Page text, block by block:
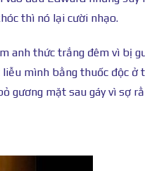
thì nó lại cười nhạo.
anh thức trắng đêm vì bị
mình bằng thuốc độc ở
gương mặt sau gáy vì sợ